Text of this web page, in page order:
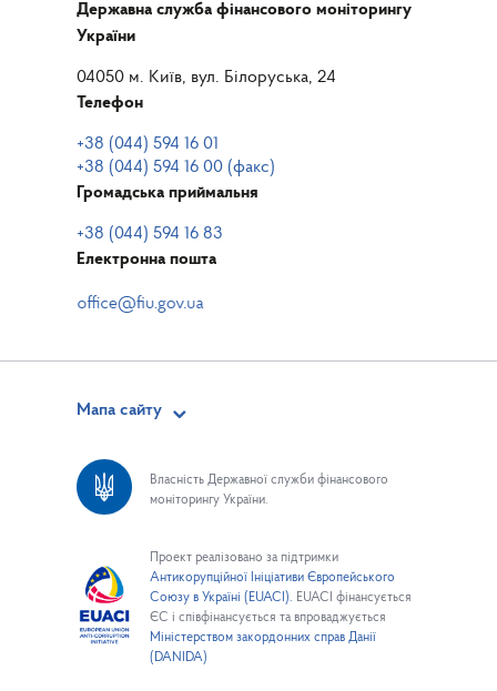
Державна служба фінансового моніторингу
України
04050 м. Київ, вул. Білоруська, 24
Телефон
+38 (044) 594 16 01
+38 (044) 594 16 00 (факс)
Громадська приймальня
+38 (044) 594 16 83
Електронна пошта
Мапа сайту
Власність Державної служби фінансового
моніторингу України.
Проект реалізовано за підтримки
Антикорупційної Ініціативи Європейського
Союзу в Україні (EUACI). EUACI фінансується
ЄС і співфінансується та впроваджується
Міністерством закордонних справ Данії
(DANIDA)